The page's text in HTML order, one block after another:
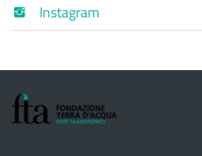
Instagram